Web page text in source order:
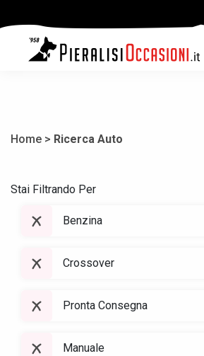
Home > Ricerca Auto
Stai Filtrando Per
Benzina
Crossover
Pronta Consegna
Manuale